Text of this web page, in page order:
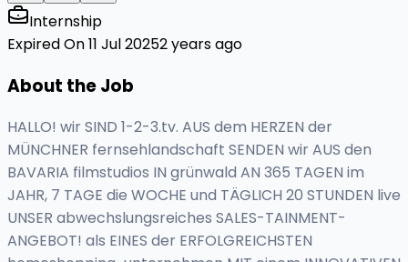
Internship
Expired On 11 Jul 20252 years ago
About the Job
HALLO! wir SIND 1-2-3.tv. AUS dem HERZEN der
MÜNCHNER fernsehlandschaft SENDEN wir AUS den
BAVARIA filmstudios IN grünwald AN 365 TAGEN im
JAHR, 7 TAGE die WOCHE und TÄGLICH 20 STUNDEN live
UNSER abwechslungsreiches SALES-TAINMENT-
ANGEBOT! als EINES der ERFOLGREICHSTEN